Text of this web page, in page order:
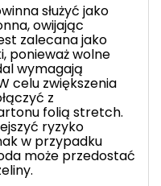
służyć jako
owijając
zalecana jako
, ponieważ wolne
wymagają
celu zwiększenia
z
folią stretch.
ryzyko
w przypadku
może przedostać